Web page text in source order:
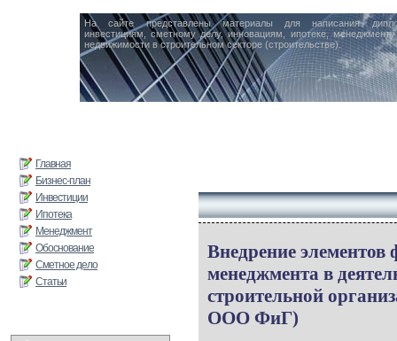
На сайте представлены материалы для написания
инвестициям, сметному делу, инновациям, ипотеке,
недвижимости в строительном секторе (строительстве).
Главная
Бизнес-план
Инвестиции
Ипотека
Менеджмент
Обоснование
Сметное дело
Статьи
Внедрение элементов
менеджмента в
строительной
ООО ФиГ)